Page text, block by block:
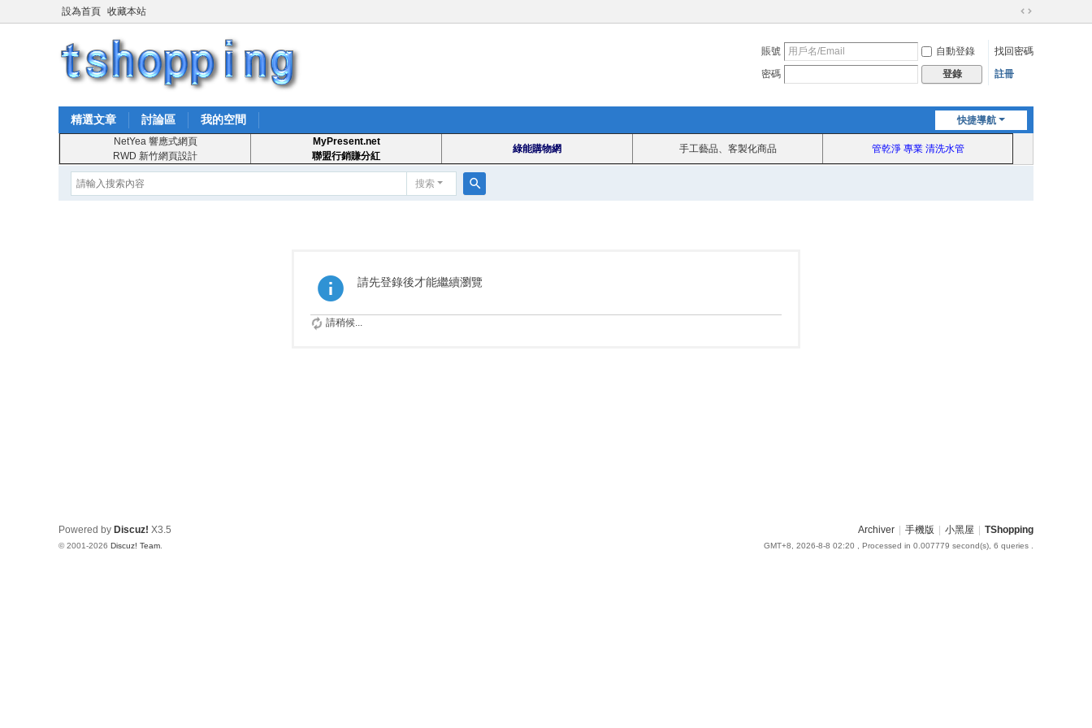
設為首頁 收藏本站
切
到
賬號 自動登錄
找回密碼
密碼
登錄 註冊
快捷導航
精選文章 討論區 我的空間
NetYea 響應式網頁
RWD 新竹網頁設計
MyPresent.net
聯盟行銷賺分紅
綠能購物網 手工藝品、客製化商品 管乾淨 專業 清洗水管
搜索
請先登錄後才能繼續瀏覽
請稍候...
Archiver 手機版 小黑屋 TShopping
GMT+8, 2026-8-8 02:20 , Processed in 0.007779 second(s), 6 queries .
Powered by Discuz! X3.5
© 2001-2026 Discuz! Team